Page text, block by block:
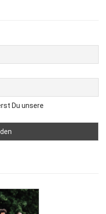
Du unsere